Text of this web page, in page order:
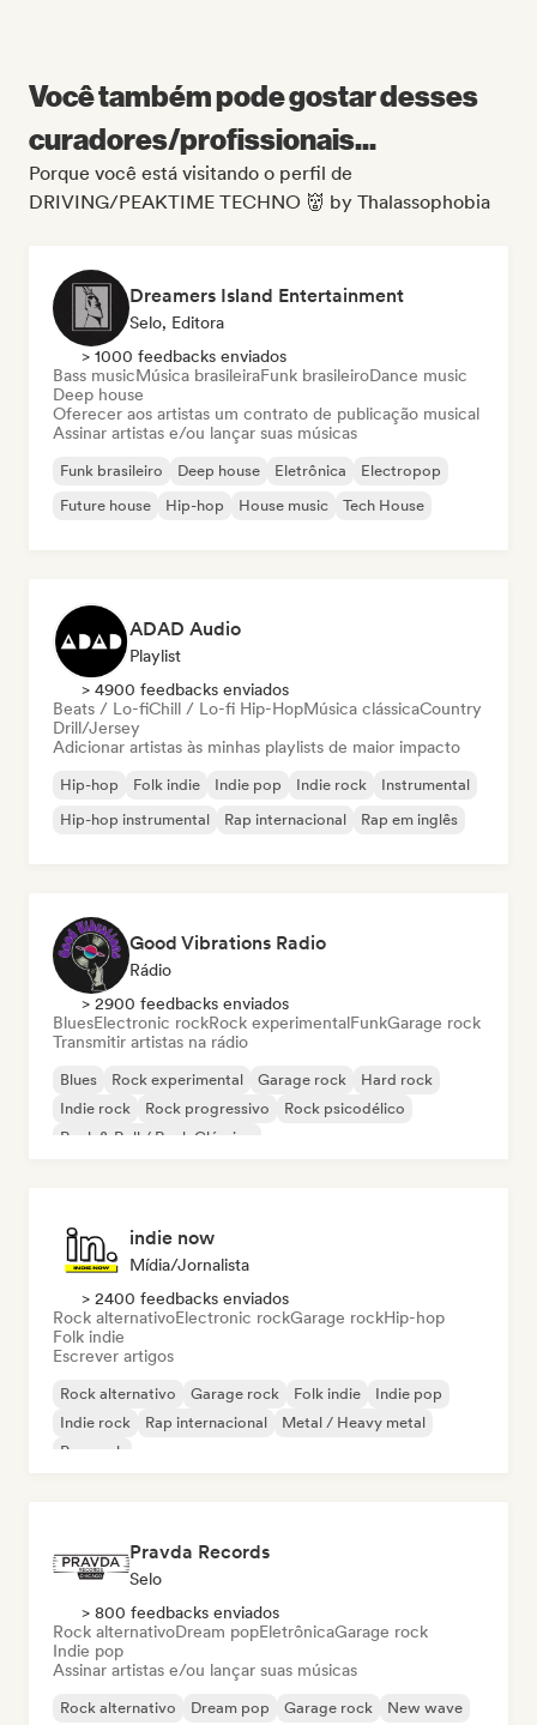
Você também pode gostar desses
curadores/profissionais...
Porque você está visitando o perfil de
DRIVING/PEAKTIME TECHNO 👹 by Thalassophobia
Dreamers Island Entertainment
Selo, Editora
> 1000 feedbacks enviados
Bass musicMúsica brasileiraFunk brasileiroDance music
Deep house
Oferecer aos artistas um contrato de publicação musical
Assinar artistas e/ou lançar suas músicas
Funk brasileiro Deep house Eletrônica
Electropop
Future house
Hip-hop House music Tech House
ADAD Audio
Playlist
> 4900 feedbacks enviados
Beats / Lo-fiChill / Lo-fi Hip-HopMúsica clássicaCountry
Drill/Jersey
Adicionar artistas às minhas playlists de maior impacto
Hip-hop Folk indie Indie pop Indie rock
Instrumental
Hip-hop instrumental
Rap internacional Rap em inglês
Good Vibrations Radio
Rádio
> 2900 feedbacks enviados
BluesElectronic rockRock experimentalFunkGarage rock
Transmitir artistas na rádio
Blues Rock experimental Garage rock
Hard rock
Indie rock
Rock progressivo
Rock psicodélico
Rock & Roll / Rock Clássico
indie now
Mídia/Jornalista
> 2400 feedbacks enviados
Rock alternativoElectronic rockGarage rockHip-hop
Folk indie
Escrever artigos
Rock alternativo Garage rock Folk indie
Indie pop
Indie rock
Rap internacional
Metal / Heavy metal
Pop rock
Pravda Records
Selo
> 800 feedbacks enviados
Rock alternativoDream popEletrônicaGarage rock
Indie pop
Assinar artistas e/ou lançar suas músicas
Rock alternativo Dream pop Garage rock
New wave